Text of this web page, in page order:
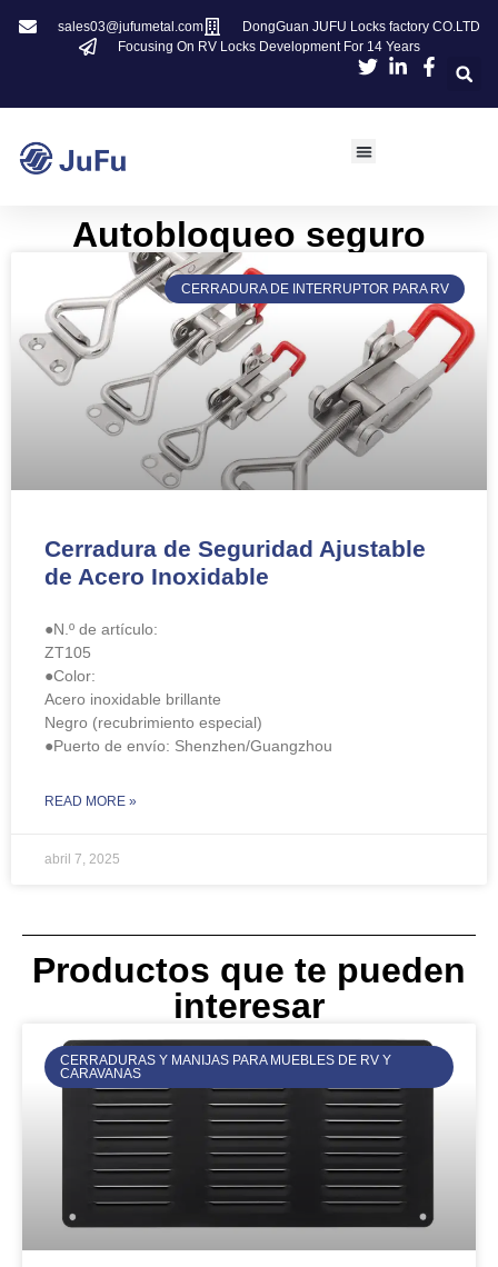
sales03@jufumetal.com
DongGuan JUFU Locks factory CO.LTD
Focusing On RV Locks Development For 14 Years
​​Autobloqueo seguro​​
CERRADURA DE INTERRUPTOR PARA RV
Cerradura de Seguridad Ajustable
de Acero Inoxidable​​
●N.º de artículo:
ZT105
●Color:
Acero inoxidable brillante
Negro (recubrimiento especial)
●Puerto de envío: Shenzhen/Guangzhou
READ MORE »
abril 7, 2025
Productos que te pueden
interesar
CERRADURAS Y MANIJAS PARA MUEBLES DE RV Y
CARAVANAS